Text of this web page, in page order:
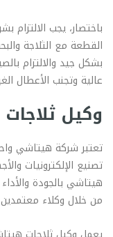
باختصار، يجب الالتزام
القطعة مع الثلاجة
بشكل جيد والالتزام
عالية وتجنب الأعطال
وكيل
تعتبر شركة هيتاشي
تصنيع الإلكترونيات
هيتاشي بالجودة
من خلال وكلاء